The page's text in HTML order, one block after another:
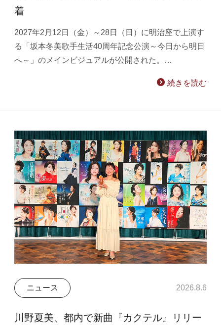
着
2027年2月12日（金）～28日（日）に明治座で上演す
る「坂本冬美歌手生活40周年記念公演～今日から明日
へ～」のメインビジュアルが公開された。…
続きを読む
ニュース 2026.8.6
川野夏美、都内で新曲『カクテル』リリー